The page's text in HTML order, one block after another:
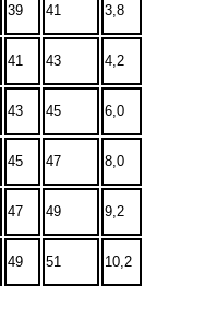
39 41 3,8
41 43 4,2
43 45 6,0
45 47 8,0
47 49 9,2
49 51 10,2